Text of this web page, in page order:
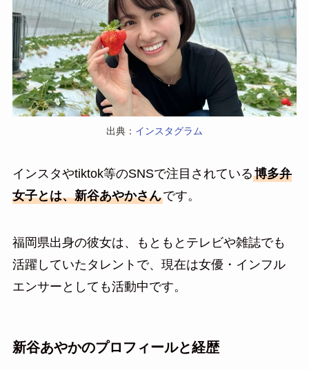
出典： インスタグラム
インスタやtiktok等のSNSで注目されている博多弁
女子とは、新谷あやかさんです。
福岡県出身の彼女は、もともとテレビや雑誌でも
活躍していたタレントで、現在は女優・インフル
エンサーとしても活動中です。
新谷あやかのプロフィールと経歴